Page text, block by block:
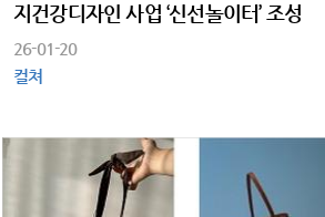
지건강디자인 사업 ‘신선놀이터’ 조성
26-01-20
컬쳐